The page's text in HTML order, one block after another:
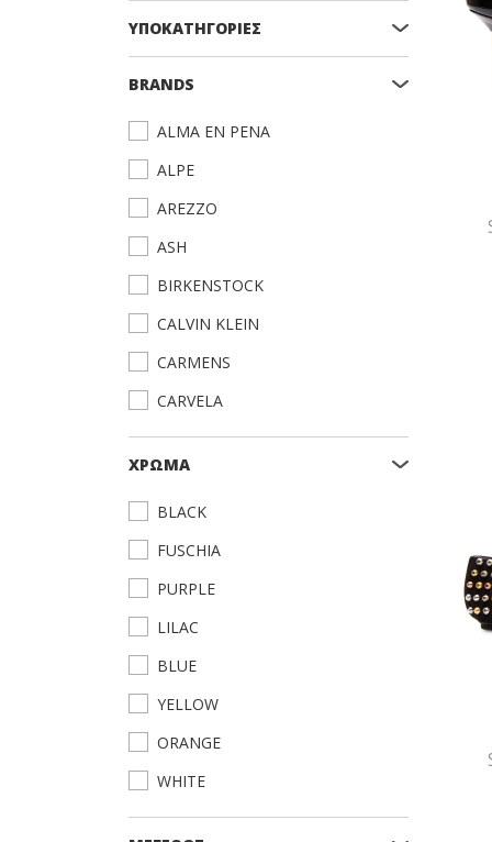
ΥΠΟΚΑΤΗΓΟΡΙΕΣ
BRANDS
ALMA EN PENA
ALPE
AREZZO
ASH
BIRKENSTOCK
CALVIN KLEIN
CARMENS
CARVELA
CASTANER
CLARKS
COCCINELLE
CONVERSE
DKNY
EMPORIO ARMANI
FITFLOP
FRAU
FURLA
GAIMO
GEOX
ΧΡΩΜΑ
BLACK
FUSCHIA
PURPLE
LILAC
BLUE
YELLOW
ORANGE
WHITE
SOMON